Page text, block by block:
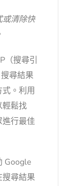
清除快
（搜尋引
尋結果
。利用
輕鬆找
行最佳
Google
尋結果